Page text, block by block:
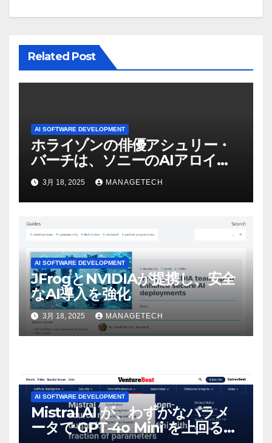
Related Post
AI SOFTWARE DEVELOPMENT
ホライゾンの俳優アシュリー・
バーチは、ソニーのAIアロイの
ビデオを見て「ゲームパフォー
マンスという芸術形式に不安を
感じた」と語る – IGN
3月 18, 2025 MANAGETECH
AI SOFTWARE DEVELOPMENT
JFrogとNVIDIAが提携し、安全
なAI導入を強化
3月 18, 2025 MANAGETECH
AI SOFTWARE DEVELOPMENT
Mistral AI が、わずかなパラメ
ータで GPT-4o Mini を上回る新